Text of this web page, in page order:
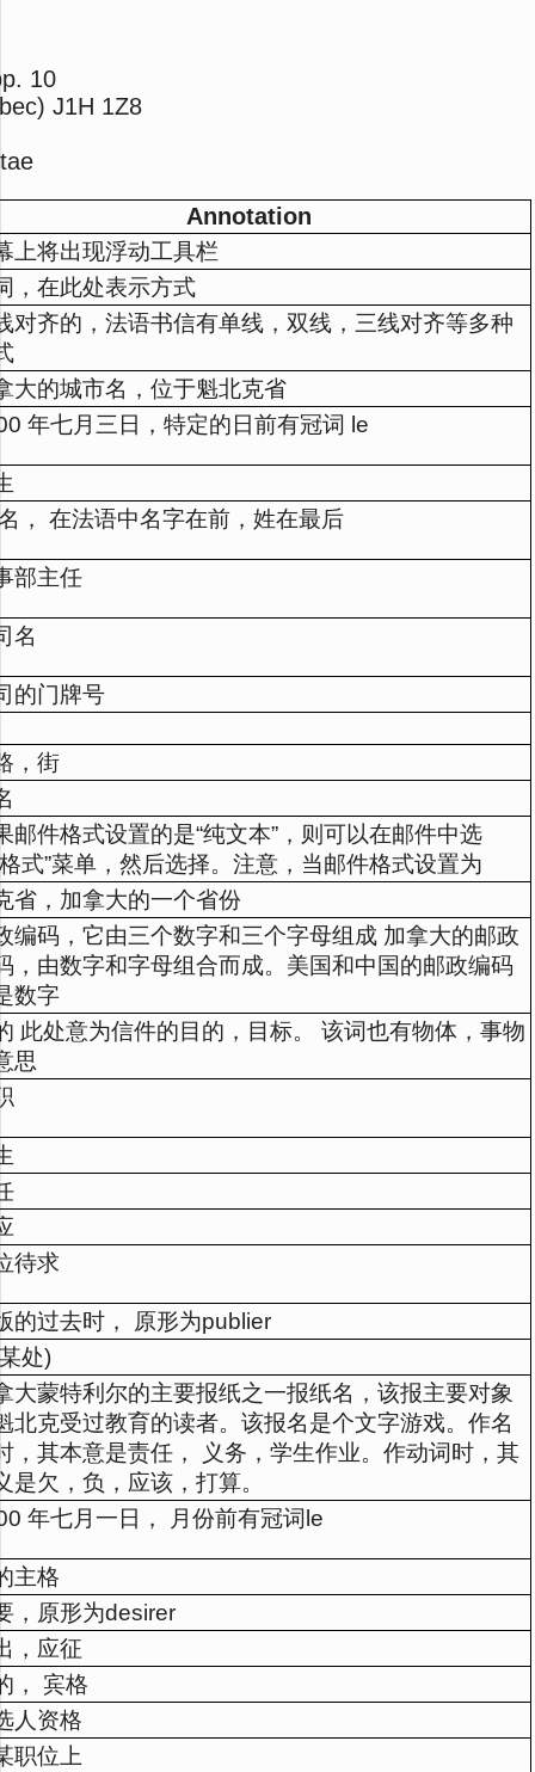
10
J1H 1Z8
Annotation
上将出现浮动工具栏
，在此处表示方式
对齐的，法语书信有单线，双线，三线对齐等多种
大的城市名，位于魁北克省
年七月三日，特定的日前有冠词 le
， 在法语中名字在前，姓在最后
部主任
名
的门牌号
，街
邮件格式设置的是“纯文本”，则可以在邮件中选
式”菜单，然后选择。注意，当邮件格式设置为
省，加拿大的一个省份
编码，它由三个数字和三个字母组成 加拿大的邮政
，由数字和字母组合而成。美国和中国的邮政编码
数字
此处意为信件的目的，目标。 该词也有物体，事物
思
待求
的过去时， 原形为publier
处)
大蒙特利尔的主要报纸之一报纸名，该报主要对象
北克受过教育的读者。该报名是个文字游戏。作名
，其本意是责任， 义务，学生作业。作动词时，其
是欠，负，应该，打算。
年七月一日， 月份前有冠词le
主格
，原形为desirer
，应征
， 宾格
人资格
职位上